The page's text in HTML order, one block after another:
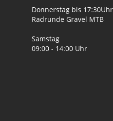
Donnerstag bis
Radrunde Gravel MTB
Samstag
09:00 - 14:00 Uhr